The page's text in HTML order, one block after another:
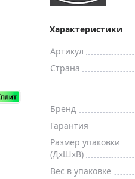
оптики по специальным
выставочных образцов
Характеристики
Артикул
Страна
Бренд
Гарантия
Размер упаковки
(ДxШxВ)
Вес в упаковке